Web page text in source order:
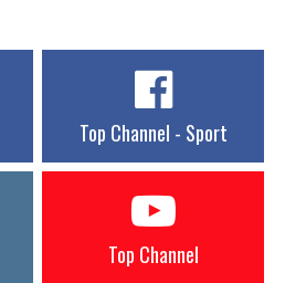
Top Channel - Sport
Top Channel